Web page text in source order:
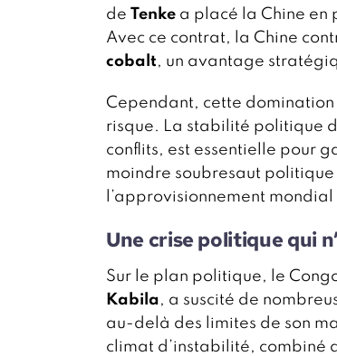
de Tenke a placé la Chine en
Avec ce contrat, la Chine
cobalt, un avantage
Cependant, cette domination
risque. La stabilité politique
conflits, est essentielle pour
moindre soubresaut
l’approvisionnement
Une crise politique qui
Sur le plan politique, le
Kabila, a suscité de
au-delà des limites de son
climat d’instabilité, combiné